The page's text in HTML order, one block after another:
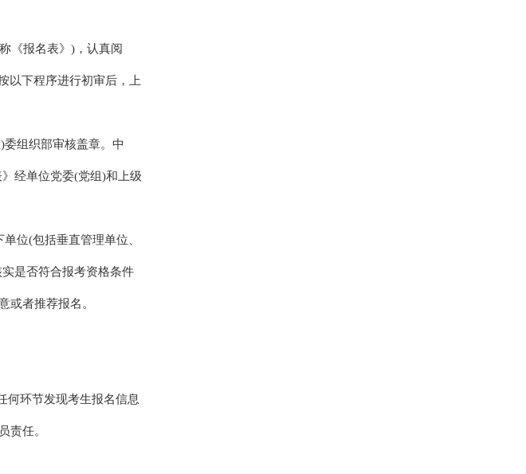
《报名表》)，认真阅
以下程序进行初审后，上
组织部审核盖章。中
经单位党委(党组)和上级
位(包括垂直管理单位、
是否符合报考资格条件
或者推荐报名。
何环节发现考生报名信息
责任。